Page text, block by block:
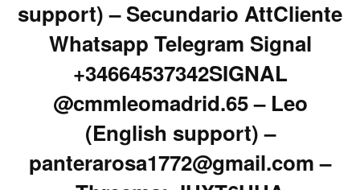
support) – Secundario AttCliente
Whatsapp Telegram Signal
+34664537342SIGNAL
@cmmleomadrid.65 – Leo
(English support) –
panterarosa1772@gmail.com –